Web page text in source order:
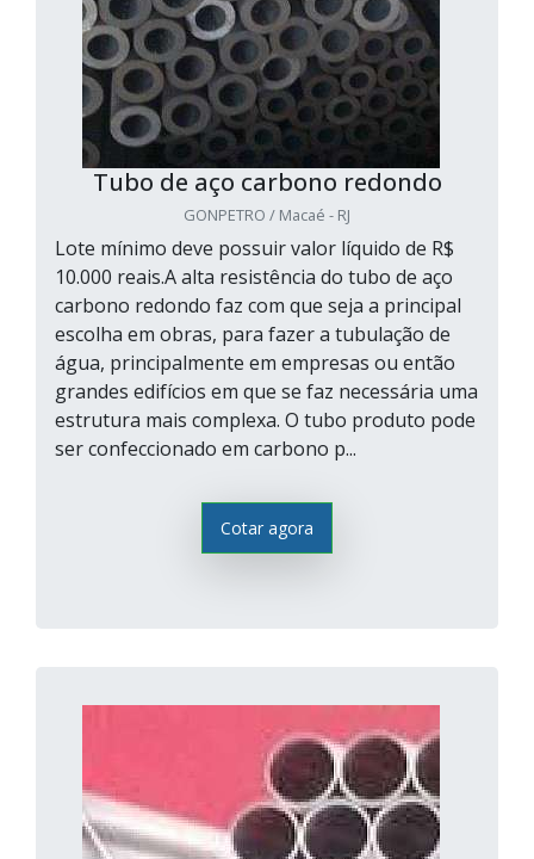
Tubo de aço carbono redondo
GONPETRO / Macaé - RJ
Lote mínimo deve possuir valor líquido de R$
10.000 reais.A alta resistência do tubo de aço
carbono redondo faz com que seja a principal
escolha em obras, para fazer a tubulação de
água, principalmente em empresas ou então
grandes edifícios em que se faz necessária uma
estrutura mais complexa. O tubo produto pode
ser confeccionado em carbono p...
Cotar agora